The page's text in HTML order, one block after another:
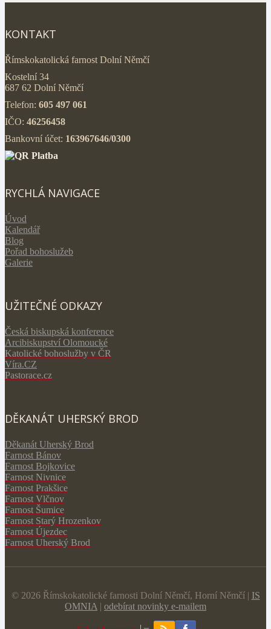
KONTAKT
Římskokatolická farnost Dolní Němčí
Kostelní 34
687 62 Dolní Němčí
Telefon: 605 497 061
IČO: 46256458
Bankovní účet: 163967646/0300
RYCHLÁ NAVIGACE
Úvod
Kalendář
Blog
Pořad bohoslužeb
Galerie
UŽITEČNÉ ODKAZY
Česká biskupská konference
Arcibiskupství Olomoucké
Katolické bohoslužby v ČR
Víra.CZ
Pastorace.cz
DĚKANÁT UHERSKÝ BROD
Děkanát Uherský Brod
Farnost Bánov
Farnost Bojkovice
Farnost Nivnice
Farnost Prakšice
Farnost Vlčnov
Farnost Šumice
Farnost Starý Hrozenkov
Farnost Újezdec
Farnost Uherský Brod
© 2026 Římskokatolické farnosti Dolní Němčí, Horní Němčí | IS
OMNIA | odebírat novinky e-mailem